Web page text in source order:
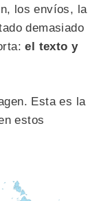
los envíos, la
demasiado
el texto y
Esta es la
estos